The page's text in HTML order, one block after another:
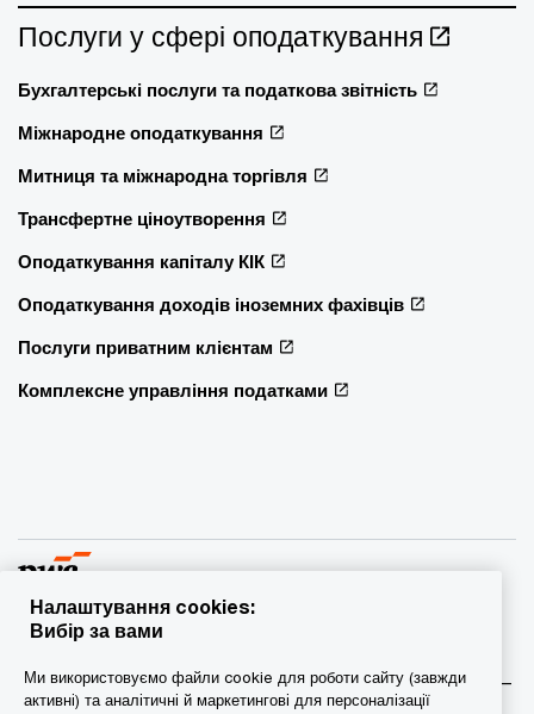
Послуги у сфері оподаткування
Бухгалтерські послуги та податкова звітність
Міжнародне оподаткування
Митниця та міжнародна торгівля
Трансфертне ціноутворення
Оподаткування капіталу КІК
Оподаткування доходів іноземних фахівців
Послуги приватним клієнтам
Комплексне управління податками
учасник/фірми-учасниці мережі PwC, а в деяких випадках –
міжнародна мережа PwC. Кожна фірма мережі є
Налаштування cookies:
Вибір за вами
Ми використовуємо файли cookie для роботи сайту (завжди
активні) та аналітичні й маркетингові для персоналізації